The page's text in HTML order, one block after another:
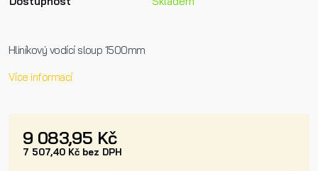
Hliníkový vodící sloup 1500mm
Více informací
9 083,95 Kč
7 507,40 Kč bez DPH